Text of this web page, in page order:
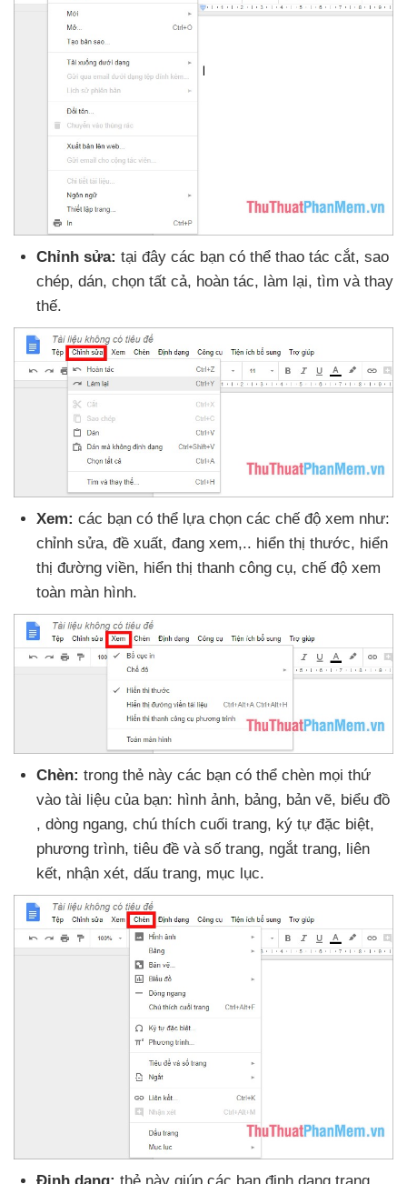
Chỉnh sửa: tại đây các bạn có thể thao tác cắt, sao
chép, dán, chọn tất cả, hoàn tác, làm lại, tìm và thay
thế.
Xem: các bạn có thể lựa chọn các chế độ xem như:
chỉnh sửa, đề xuất, đang xem,.. hiển thị thước, hiển
thị đường viền, hiển thị thanh công cụ, chế độ xem
toàn màn hình.
Chèn: trong thẻ này các bạn có thể chèn mọi thứ
vào tài liệu của bạn: hình ảnh, bảng, bản vẽ, biểu đồ
, dòng ngang, chú thích cuối trang, ký tự đặc biệt,
phương trình, tiêu đề và số trang, ngắt trang, liên
kết, nhận xét, dấu trang, mục lục.